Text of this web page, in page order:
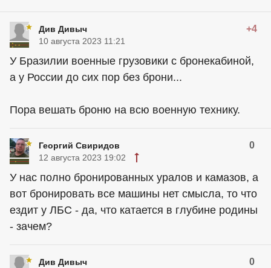
Див Дивыч +4
10 августа 2023 11:21
У Бразилии военные грузовики с бронекабиной,
а у России до сих пор без брони...
Пора вешать броню на всю военную технику.
Георгий Свиридов 0
12 августа 2023 19:02
У нас полно бронированных уралов и камазов, а
вот бронировать все машины нет смысла, то что
ездит у ЛБС - да, что катается в глубине родины
- зачем?
Див Дивыч 0